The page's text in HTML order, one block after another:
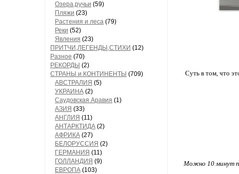
Озера,ручьи (59)
Пляжи (23)
Растения и леса (79)
Реки (52)
Явления (23)
ПРИТЧИ,ЛЕГЕНДЫ,СТИХИ (12)
Разное (70)
РЕКОРДЫ (2)
СТРАНЫ и КОНТИНЕНТЫ (709)
АВСТРАЛИЯ (5)
УКРАИНА (2)
Саудовская Аравия (1)
АЗИЯ (33)
АНГЛИЯ (11)
АНТАРКТИДА (2)
АФРИКА (27)
БЕЛОРУССИЯ (2)
ГЕРМАНИЯ (11)
ГОЛЛАНДИЯ (9)
ЕВРОПА (103)
Суть в том, что
Можно 10 минут